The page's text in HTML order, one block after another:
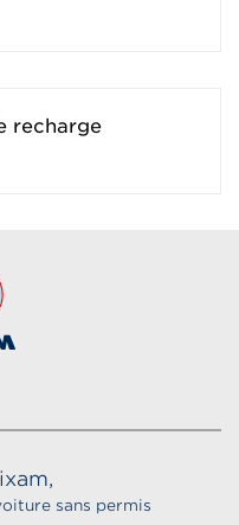
recharge
sans permis